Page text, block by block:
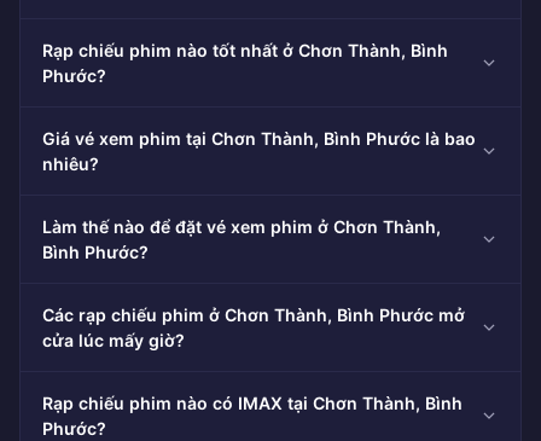
Rạp chiếu phim nào tốt nhất ở Chơn Thành, Bình
Phước?
Giá vé xem phim tại Chơn Thành, Bình Phước là bao
nhiêu?
Làm thế nào để đặt vé xem phim ở Chơn Thành,
Bình Phước?
Các rạp chiếu phim ở Chơn Thành, Bình Phước mở
cửa lúc mấy giờ?
Rạp chiếu phim nào có IMAX tại Chơn Thành, Bình
Phước?